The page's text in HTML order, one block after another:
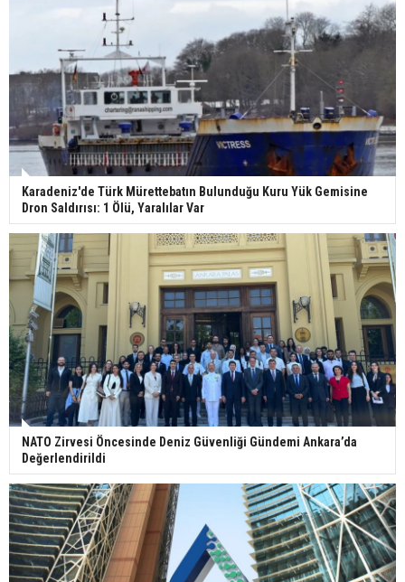
Karadeniz'de Türk Mürettebatın Bulunduğu Kuru Yük Gemisine
Dron Saldırısı: 1 Ölü, Yaralılar Var
NATO Zirvesi Öncesinde Deniz Güvenliği Gündemi Ankara’da
Değerlendirildi